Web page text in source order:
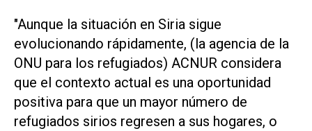
"Aunque la situación en Siria sigue
evolucionando rápidamente, (la agencia de la
ONU para los refugiados) ACNUR considera
que el contexto actual es una oportunidad
positiva para que un mayor número de
refugiados sirios regresen a sus hogares, o